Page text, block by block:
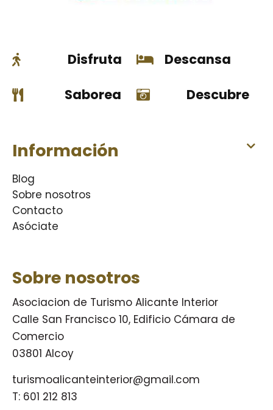
Disfruta
Saborea
Descansa
Descubre
Información
Blog
Sobre nosotros
Contacto
Asóciate
Sobre nosotros
Asociacion de Turismo Alicante Interior
Calle San Francisco 10, Edificio Cámara de
Comercio
03801 Alcoy
turismoalicanteinterior@gmail.com
T: 601 212 813